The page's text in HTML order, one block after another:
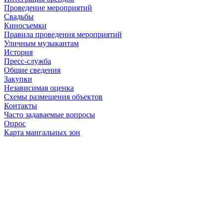
Проведение мероприятий
Свадьбы
Киносъемки
Правила проведения мероприятий
Уличным музыкантам
История
Пресс-служба
Общие сведения
Закупки
Независимая оценка
Схемы размещения объектов
Контакты
Часто задаваемые вопросы
Опрос
Карта мангальных зон